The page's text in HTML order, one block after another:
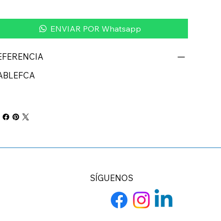
ENVIAR POR Whatsapp
SÍGUENOS